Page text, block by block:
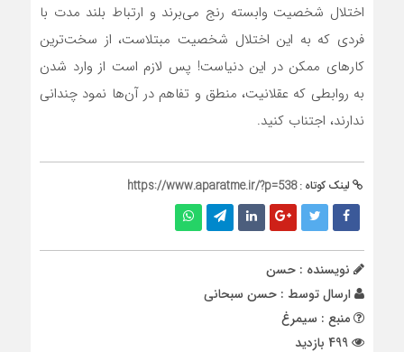
اختلال شخصیت وابسته رنج می‌برند و ارتباط بلند مدت با
فردی که به این اختلال شخصیت مبتلاست، از سخت‌ترین
کارهای ممکن در این دنیاست! پس لازم است از وارد شدن
به روابطی که عقلانیت، منطق و تفاهم در آن‌ها نمود چندانی
ندارند، اجتناب کنید.
لینک کوتاه :https://www.aparatme.ir/?p=538
نویسنده : حسن
ارسال توسط : حسن سبحانی
منبع : سیمرغ